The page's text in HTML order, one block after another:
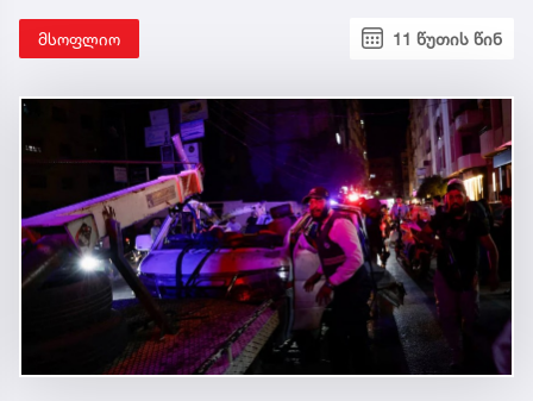
მსოფლიო 11 წუთის წინ